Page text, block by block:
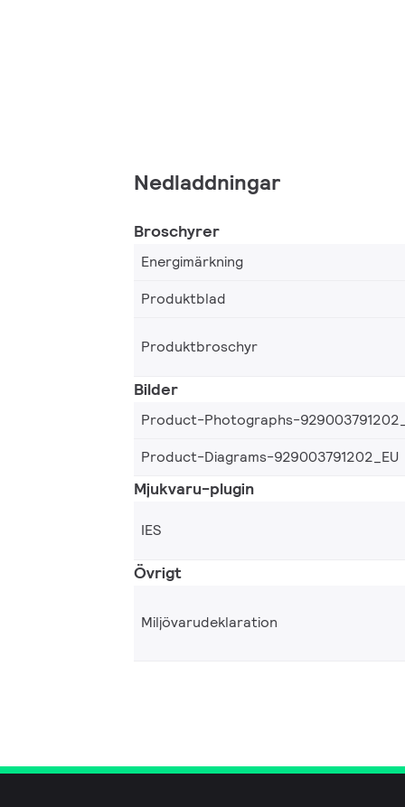
Nedladdningar
Broschyrer
Energimärkning
Produktblad
Produktbroschyr
Bilder
Product-Photographs-
Product-Diagrams-929003791202_EU
Mjukvaru-plugin
IES
Övrigt
Miljövarudeklaration